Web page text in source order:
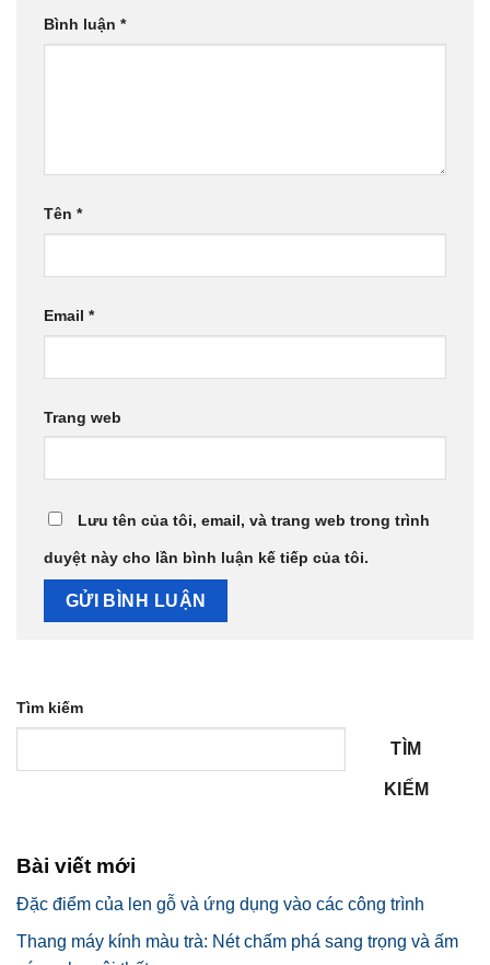
Bình luận *
Tên *
Email *
Trang web
Lưu tên của tôi, email, và trang web trong trình
duyệt này cho lần bình luận kế tiếp của tôi.
Tìm kiếm
TÌM
KIẾM
Bài viết mới
Đặc điểm của len gỗ và ứng dụng vào các công trình
Thang máy kính màu trà: Nét chấm phá sang trọng và ấm